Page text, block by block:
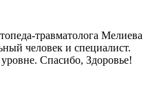
травматолога Мелиева
человек и специалист.
Спасибо, Здоровье!